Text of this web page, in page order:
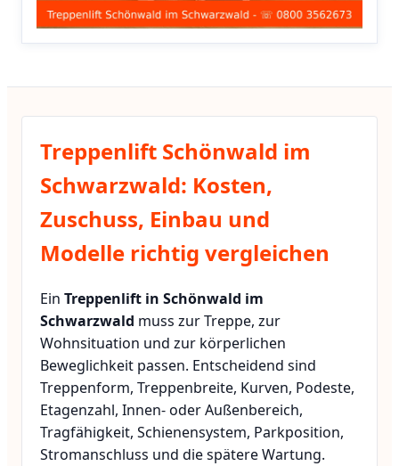
Treppenlift Schönwald im
Schwarzwald: Kosten,
Zuschuss, Einbau und
Modelle richtig vergleichen
Ein Treppenlift in Schönwald im
Schwarzwald muss zur Treppe, zur
Wohnsituation und zur körperlichen
Beweglichkeit passen. Entscheidend sind
Treppenform, Treppenbreite, Kurven, Podeste,
Etagenzahl, Innen- oder Außenbereich,
Tragfähigkeit, Schienensystem, Parkposition,
Stromanschluss und die spätere Wartung.